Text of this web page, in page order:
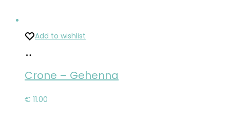
Add to wishlist
košíka
Crone – Gehenna
€ 11.00